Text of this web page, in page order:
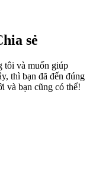
sẻ
tôi và muốn giúp
thì bạn đã đến đúng
và bạn cũng có thể!